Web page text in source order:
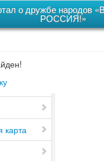
о дружбе народов
РОССИЯ!»
карта